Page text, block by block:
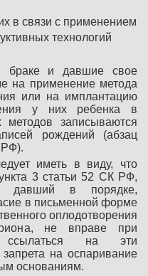
в связи с применением
технологий
браке и давшие свое
на применение метода
или на имплантацию
у них ребенка в
методов записываются
рождений (абзац
РФ).
иметь в виду, что
3 статьи 52 СК РФ,
давший в порядке,
в письменной форме
оплодотворения
не вправе при
ссылаться на эти
на оспаривание
основаниям.